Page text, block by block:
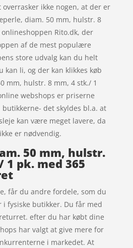
overrasker ikke nogen, at der er
diam. 50 mm, hulstr. 8
Rito.dk, der
af de mest populære
store udvalg kan du helt
kan li, og der kan klikkes køb
mm, hulstr. 8 mm, 4 stk./ 1
webshops er priserne
det skyldes bl.a. at
kan være meget lavere, da
er nødvendig.
50 mm, hulstr.
1 pk. med 365
får du andre fordele, som du
i fysiske butikker. Du får med
efter du har købt dine
har valgt at give mere for
i markedet. At